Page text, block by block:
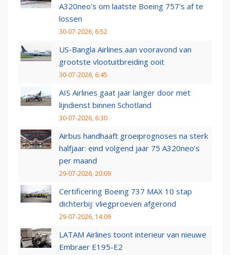
A320neo's om laatste Boeing 757's af te
lossen
30-07-2026, 6:52
US-Bangla Airlines aan vooravond van
grootste vlootuitbreiding ooit
30-07-2026, 6:45
AIS Airlines gaat jaar langer door met
lijndienst binnen Schotland
30-07-2026, 6:30
Airbus handhaaft groeiprognoses na sterk
halfjaar: eind volgend jaar 75 A320neo’s
per maand
29-07-2026, 20:09
Certificering Boeing 737 MAX 10 stap
dichterbij: vliegproeven afgerond
29-07-2026, 14:09
LATAM Airlines toont interieur van nieuwe
Embraer E195-E2